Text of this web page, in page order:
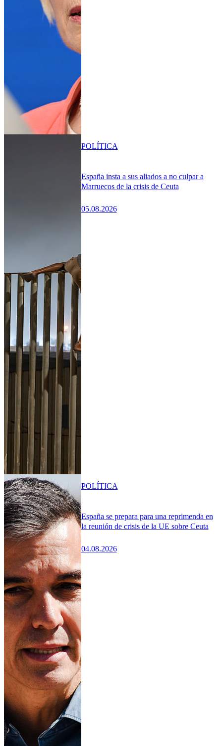
España insta a sus aliados a no culpar a
Marruecos de la crisis de Ceuta
05.08.2026
POLÍTICA
España se prepara para una reprimenda en
la reunión de crisis de la UE sobre Ceuta
04.08.2026
POLÍTICA